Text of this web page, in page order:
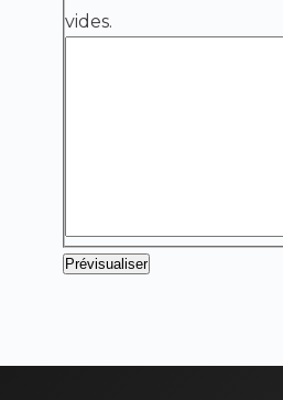
vides.